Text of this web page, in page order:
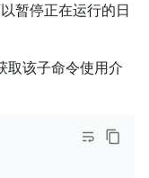
暂停正在运行的日
取该子命令使用介